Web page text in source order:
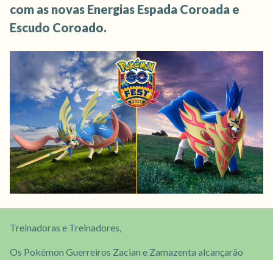
com as novas Energias Espada Coroada e
Escudo Coroado.
Treinadoras e Treinadores,
Os Pokémon Guerreiros Zacian e Zamazenta alcançarão